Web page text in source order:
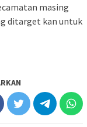
masing
ditarget kan untuk